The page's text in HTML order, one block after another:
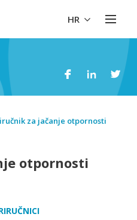
HR
za jačanje otpornosti
otpornosti